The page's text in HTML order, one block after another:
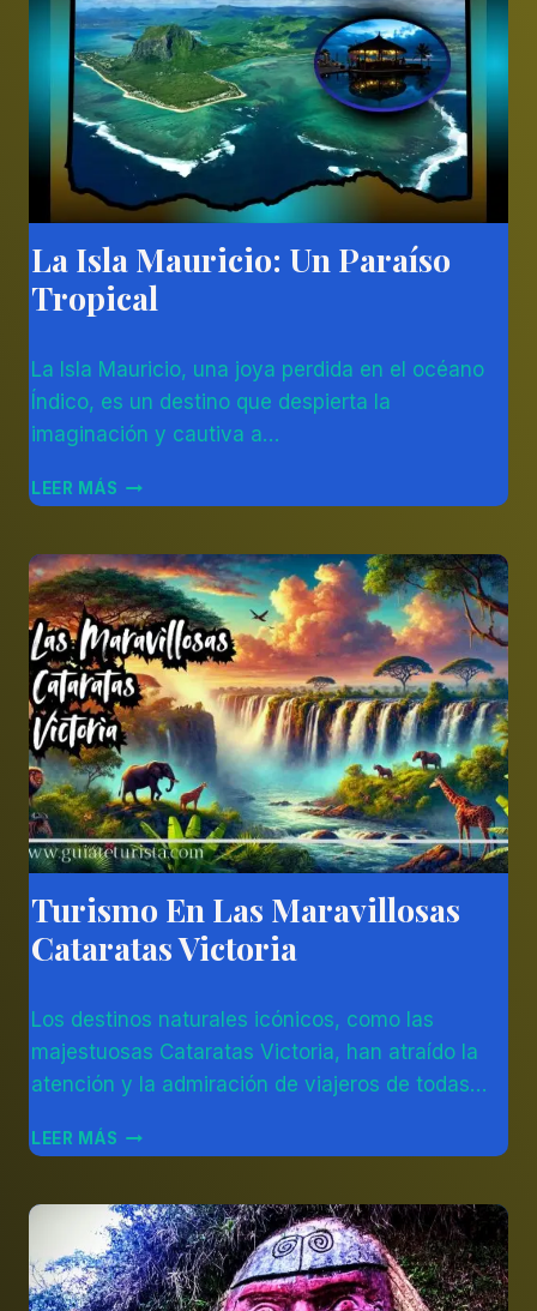
ÁFRICA
|
OTROS
La Isla Mauricio: Un Paraíso
Tropical
Diego
Otálvaro
La Isla Mauricio, una joya perdida en el océano
Índico, es un destino que despierta la
imaginación y cautiva a…
LEER MÁS LA
ISLA
UN
PARAÍSO
TROPICAL
ÁFRICA
|
OTROS
Turismo En Las Maravillosas
Cataratas Victoria
Diego
Otálvaro
Betancur
Los destinos naturales icónicos, como las
majestuosas Cataratas Victoria, han atraído la
atención y la admiración de viajeros de todas…
LEER MÁS TURISMO
EN
MARAVILLOSAS
CATARATAS
VICTORIA